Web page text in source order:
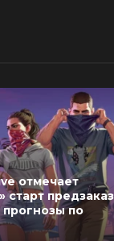
отмечает
старт
по